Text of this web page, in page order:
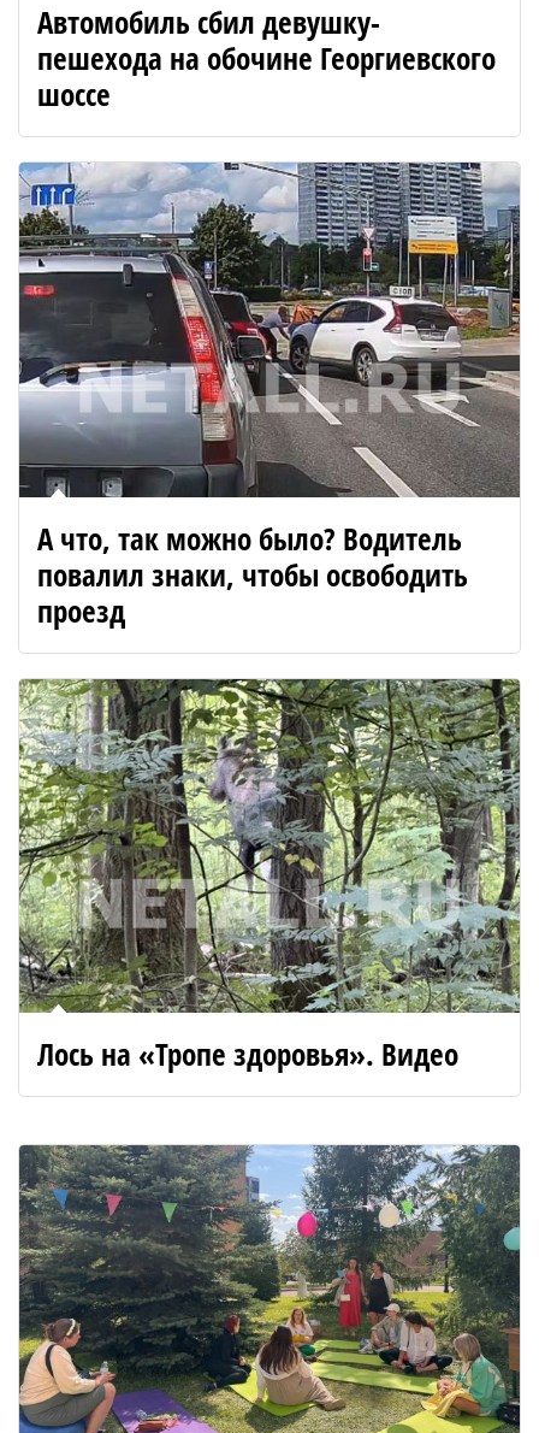
Автомобиль сбил девушку-
пешехода на обочине Георгиевского
шоссе
А что, так можно было? Водитель
повалил знаки, чтобы освободить
проезд
Лось на «Тропе здоровья». Видео